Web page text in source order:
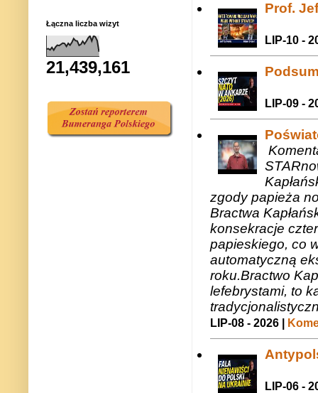
Prof.
LIP-10 -
LIP-09 -
zgody papieża
Bractwa
konsekracje
papieskiego, co
automatyczną
roku.Bractwo
lefebrystami, to
LIP-08 - 2026 |
LIP-06 -
Łączna liczba wizyt
21,439,161